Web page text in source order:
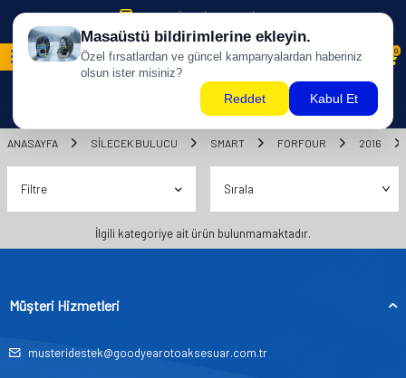
500 TL ÜZERİ KARGO BİZDEN !
0
ANASAYFA SILECEK BULUCU SMART FORFOUR 2016
Filtre
İlgili kategoriye ait ürün bulunmamaktadır.
Müşteri Hizmetleri
musteridestek@goodyearotoaksesuar.com.tr